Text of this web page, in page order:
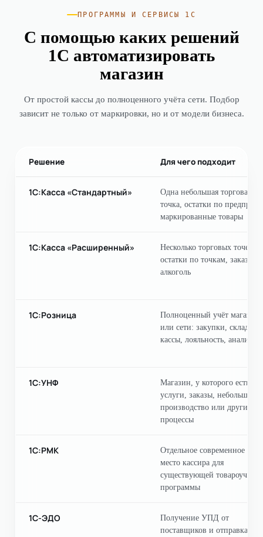
ПРОГРАММЫ И СЕРВИСЫ 1С
С помощью каких решений
1С автоматизировать
магазин
От простой кассы до полноценного учёта сети. Подбор
зависит не только от маркировки, но и от модели бизнеса.
Решение Для чего подходит
1С:Касса «Стандартный»
Одна небольшая торговая
точка, остатки по
маркированные товары
1С:Касса «Расширенный»
Несколько торговых точек,
остатки по точкам, заказы,
алкоголь
1С:Розница
Полноценный учёт магазина
или сети: закупки, склад,
кассы, лояльность,
1С:УНФ
Магазин, у которого есть
услуги, заказы, небольшое
производство или другие
процессы
1С:РМК
Отдельное современное
место кассира для
существующей
программы
1С-ЭДО
Получение УПД от
поставщиков и отправка